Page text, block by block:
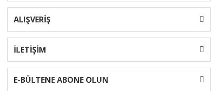
ALIŞVERİŞ
İLETİŞİM
E-BÜLTENE ABONE OLUN